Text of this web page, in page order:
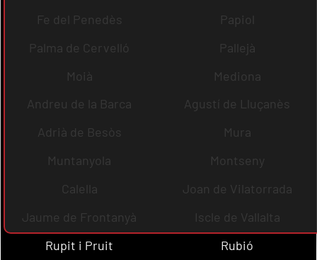
Fe del Penedès
Papiol
Palma de Cervelló
Pallejà
Moià
Mediona
Andreu de la Barca
Agustí de Lluçanès
Adrià de Besòs
Mura
Muntanyola
Montseny
Calella
Joan de Vilatorrada
Jaume de Frontanyà
Iscle de Vallalta
Rupit i Pruit
Rubió